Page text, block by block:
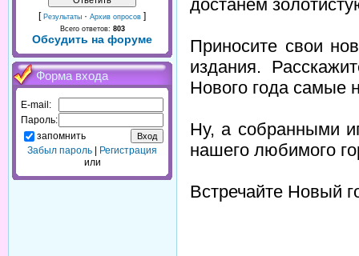
[ Результаты · Архив опросов ]
Всего ответов: 803
Обсудить на форуме
Форма входа
E-mail:
Пароль:
запомнить
Забыл пароль
Регистрация
или
достанем
Приносите свои
издания.
Нового года самые
Ну, а собранными
нашего любимого
Встречайте Новый